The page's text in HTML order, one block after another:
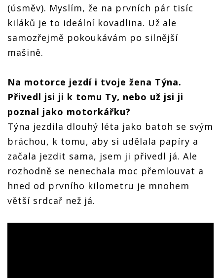
(úsměv). Myslím, že na prvních pár tisíc
kiláků je to ideální kovadlina. Už ale
samozřejmě pokoukávám po silnější
mašině.
Na motorce jezdí i tvoje žena Týna.
Přivedl jsi ji k tomu Ty, nebo už jsi ji
poznal jako motorkářku?
Týna jezdila dlouhý léta jako batoh se svým
bráchou, k tomu, aby si udělala papíry a
začala jezdit sama, jsem ji přivedl já. Ale
rozhodně se nenechala moc přemlouvat a
hned od prvního kilometru je mnohem
větší srdcař než já.